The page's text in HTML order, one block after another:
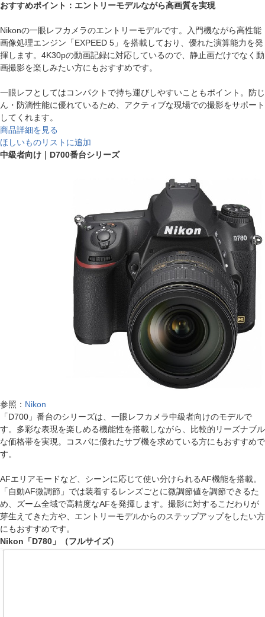
おすすめポイント：エントリーモデルながら高画質を実現
Nikonの一眼レフカメラのエントリーモデルです。入門機ながら高性能
画像処理エンジン「EXPEED 5」を搭載しており、優れた演算能力を発
揮します。4K30pの動画記録に対応しているので、静止画だけでなく動
画撮影を楽しみたい方にもおすすめです。
一眼レフとしてはコンパクトで持ち運びしやすいこともポイント。防じ
ん・防滴性能に優れているため、アクティブな現場での撮影をサポート
してくれます。
商品詳細を見る
ほしいものリストに追加
中級者向け｜D700番台シリーズ
参照： Nikon
「D700」番台のシリーズは、一眼レフカメラ中級者向けのモデルで
す。多彩な表現を楽しめる機能性を搭載しながら、比較的リーズナブル
な価格帯を実現。コスパに優れたサブ機を求めている方にもおすすめで
す。
AFエリアモードなど、シーンに応じて使い分けられるAF機能を搭載。
「自動AF微調節」では装着するレンズごとに微調節値を調節できるた
め、ズーム全域で高精度なAFを発揮します。撮影に対するこだわりが
芽生えてきた方や、エントリーモデルからのステップアップをしたい方
にもおすすめです。
Nikon「D780」（フルサイズ）